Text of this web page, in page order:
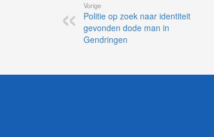
Vorige
Politie op zoek naar identiteit
gevonden dode man in
Gendringen